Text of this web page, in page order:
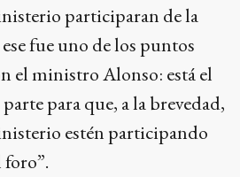
participaran de la
fue uno de los puntos
el ministro Alonso: está el
para que, a la brevedad,
estén participando